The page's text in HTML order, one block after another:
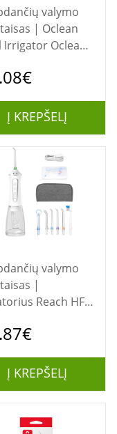
valymo
| Oclean
Irrigator Oclean
Į KREPŠELĮ
valymo
|
Reach HF-
Į KREPŠELĮ